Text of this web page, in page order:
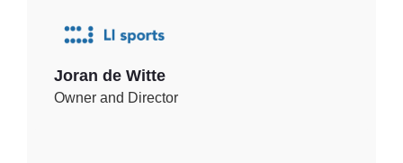
rapportages waar op een dynamische
veel voorbeelden en uitleg voor ons
Amolé en onze klanten.
Joran de Witte